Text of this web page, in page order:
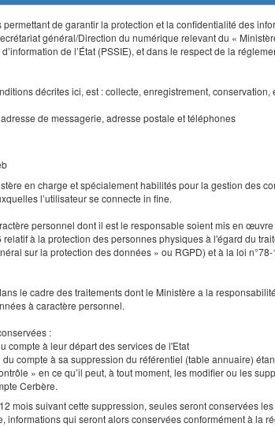
de garantir la protection et la confidentialité des
général/Direction du numérique relevant du «
de l’État (PSSIE), et dans le respect de la
décrites ici, est : collecte, enregistrement, conservation,
de messagerie, adresse postale et téléphones
en charge et spécialement habilités pour la gestion des
l’utilisateur se connecte in fine.
personnel dont il est le responsable soient mis en
à la protection des personnes physiques à l'égard du
sur la protection des données » ou RGPD) et à la loi
le cadre des traitements dont le Ministère a la
à caractère personnel.
:
compte à leur départ des services de l'Etat
compte à sa suppression du référentiel (table annuaire)
» en ce qu’il peut, à tout moment, les modifier ou les
Cerbère.
mois suivant cette suppression, seules seront conservées
qui seront alors conservées conformément à la